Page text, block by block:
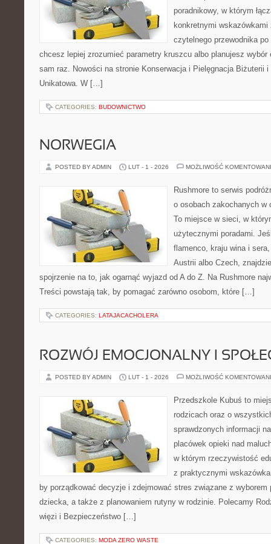
poradnikowy, w którym
konkretnymi
czytelnego przewodnika
chcesz lepiej zrozumieć parametry kruszcu albo planujesz
sam raz. Nowości na stronie Konserwacja i Pielęgnacja Biżuterii
Unikatowa. W […]
CATEGORIES: BUDOWNICTWO
NORWEGIA
POSTED BY ADMIN LUT - 1 - 2026 MOŻLIWOŚĆ
Rushmore to serwis
o osobach zakochanych w
To miejsce w sieci, w
użytecznymi poradami.
flamenco, kraju wina i
Austrii albo Czech,
spojrzenie na to, jak ogarnąć wyjazd od A do Z. Na Rushmore
Treści powstają tak, by pomagać zarówno osobom, które […]
CATEGORIES: LATAJACACHOLERA
ROZWÓJ EMOCJONALNY I
POSTED BY ADMIN LUT - 1 - 2026 MOŻLIWOŚĆ
Przedszkole Kubuś to
rodzicach oraz o
sprawdzonych informacji
placówek opieki nad
w którym rzeczywistość
z praktycznymi
by porządkować decyzje i zdejmować stres związane z
dziecka, a także z planowaniem rutyny w rodzinie. Polecamy
więzi i Bezpieczeństwo […]
CATEGORIES: MODA ZERO WASTE